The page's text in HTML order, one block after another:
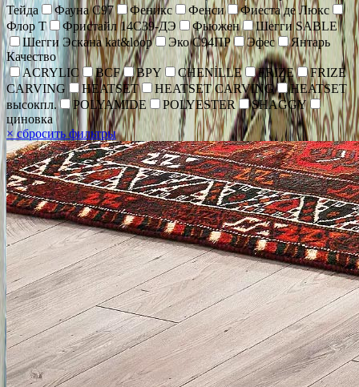
Тейда
Фауна С97 Феникс Фенси
Фиеста де Люкс
Флор Т
Фристайл 14С39-ДЭ Фьюжен
Шегги SABLE
Шегги Эскана kat&loop
Эко С94ПР Эфес
Янтарь
Качество
ACRYLIC
BCF BPY CHENİLLE FRIZE
FRIZE
CARVING
HEATSET HEATSET CARVING
HEATSET
высокпл.
POLYAMIDE POLYESTER
SHAGGY
циновка
×сбросить фильтры